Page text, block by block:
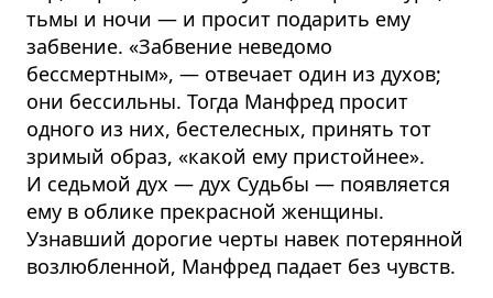
тьмы и ночи — и просит подарить ему
забвение. «Забвение неведомо
бессмертным», — отвечает один из духов;
они бессильны. Тогда Манфред просит
одного из них, бестелесных, принять тот
зримый образ, «какой ему пристойнее».
И седьмой дух — дух Судьбы — появляется
ему в облике прекрасной женщины.
Узнавший дорогие черты навек потерянной
возлюбленной, Манфред падает без чувств.